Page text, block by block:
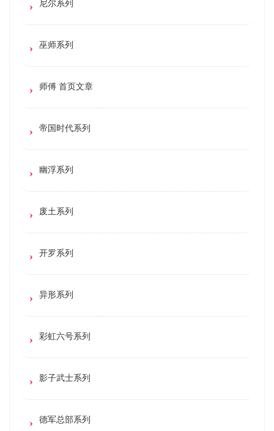
尼尔系列
巫师系列
师傅 首页文章
帝国时代系列
幽浮系列
废土系列
开罗系列
异形系列
彩虹六号系列
影子武士系列
德军总部系列